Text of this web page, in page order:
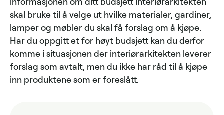
skal bruke til å velge ut hvilke materialer, gardiner,
lamper og møbler du skal få forslag om å kjøpe.
Har du oppgitt et for høyt budsjett kan du derfor
komme i situasjonen der interiørarkitekten leverer
forslag som avtalt, men du ikke har råd til å kjøpe
inn produktene som er foreslått.